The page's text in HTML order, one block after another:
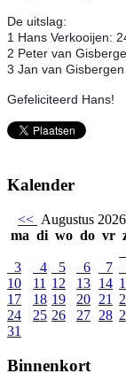
De uitslag:
1 Hans Verkooijen:
2 Peter van
3 Jan van
Gefeliciteerd Hans!
Kalender
<< Augustus 2026
ma di wo do vr
3
4 5 6 7
10
11 12 13 14
17
18 19 20 21
24
25 26 27 28
31
Binnenkort